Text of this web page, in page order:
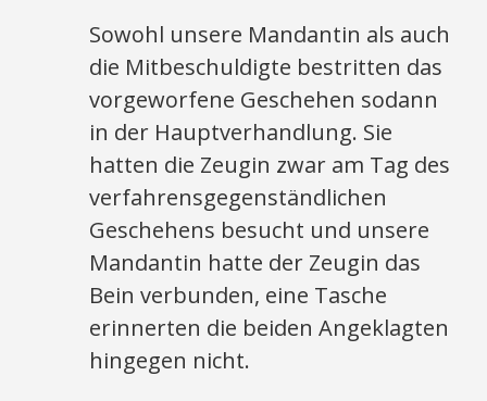
Sowohl unsere Mandantin als auch
die Mitbeschuldigte bestritten das
vorgeworfene Geschehen sodann
in der Hauptverhandlung. Sie
hatten die Zeugin zwar am Tag des
verfahrensgegenständlichen
Geschehens besucht und unsere
Mandantin hatte der Zeugin das
Bein verbunden, eine Tasche
erinnerten die beiden Angeklagten
hingegen nicht.